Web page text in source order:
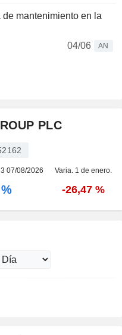
mantenimiento en la
04/06
AN
PLC
07/08/2026 Varia. 1 de enero.
-26,47 %